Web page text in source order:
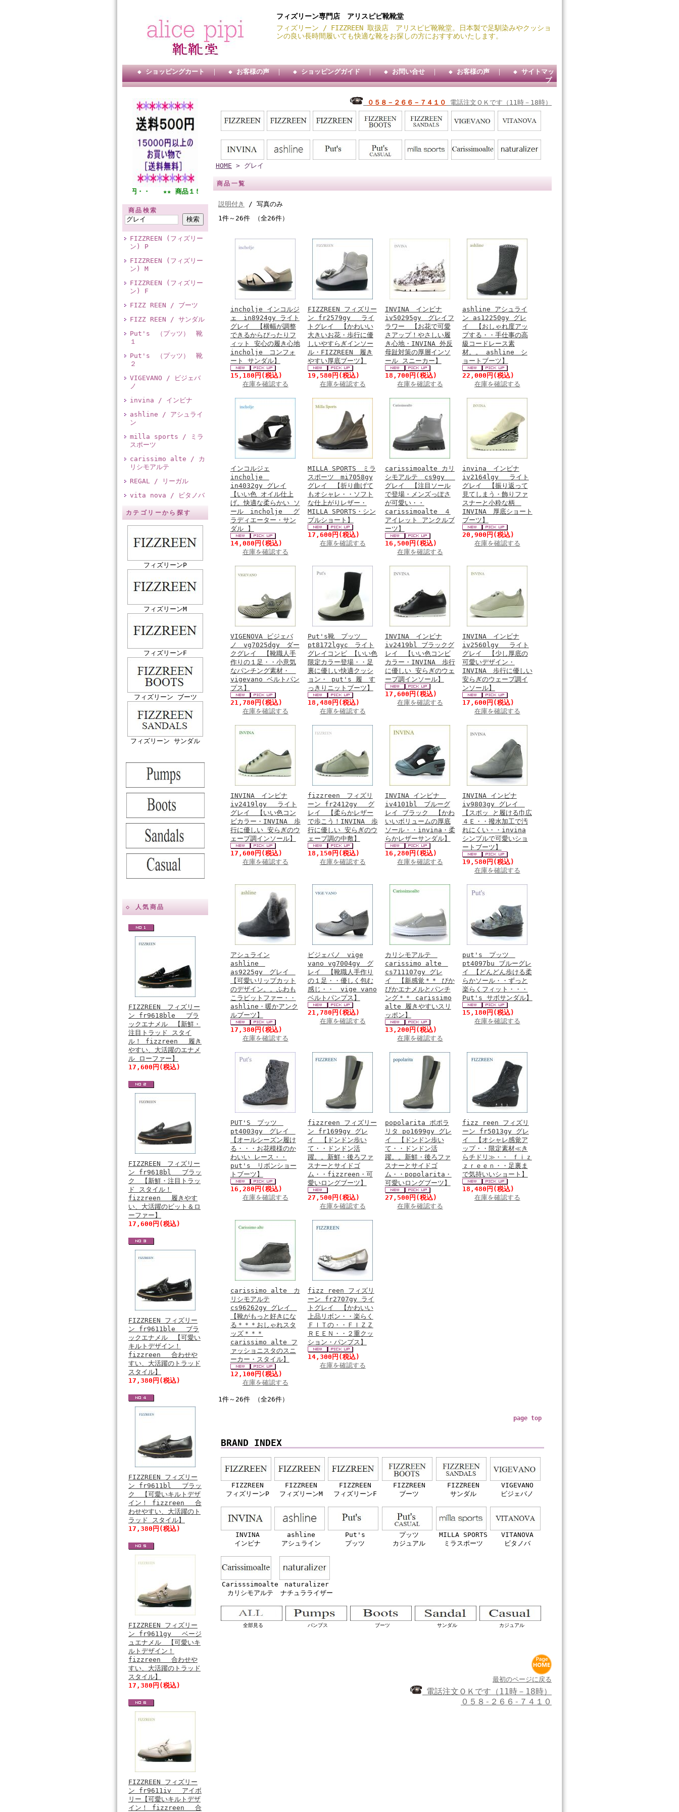
フィズリーン専門店 アリスピピ靴靴堂
フィズリーン / FIZZREEN 取扱店 アリスピピ靴靴堂。日本製で足馴染みやクッショ
ンの良い長時間履いても快適な靴をお探しの方におすすめいたします。
◆ ショッピングカート ｜ ◆ お客様の声 ｜ ◆ ショッピングガイド ｜ ◆ お問い合せ ｜ ◆ お客様の声 ｜
◆ サイトマッ
プ
★★ 全国一律送料５００円・・ ★★ 商品１５０００円以上送料サービス・・ ★★ 代引手数料３００円・・
商品検索
FIZZREEN (フィズリー
ン) P
FIZZREEN (フィズリー
ン) M
FIZZREEN (フィズリー
ン) F
FIZZ REEN / ブーツ
FIZZ REEN / サンダル
Put's （プッツ） 靴
１
Put's （プッツ） 靴
２
VIGEVANO / ビジェバ
ノ
invina / インビナ
ashline / アシュライ
ン
milla sports / ミラ
スポーツ
carissimo alte / カ
リシモアルテ
REGAL / リーガル
vita nova / ビタノバ
カテゴリーから探す
フィズリーンP
フィズリーンM
フィズリーンF
フィズリーン ブーツ
フィズリーン サンダル
◇ 人気商品
FIZZREEN フィズリー
ン fr9618ble ブラ
ックエナメル 【新鮮・
注目トラッド スタイ
ル！ fizzreen 履き
やすい、大活躍のエナメ
ル ローファー】
17,600円(税込)
FIZZREEN フィズリー
ン fr9618bl ブラッ
ク 【新鮮・注目トラッ
ド スタイル！
fizzreen 履きやす
い、大活躍のビット＆ロ
ーファー】
17,600円(税込)
FIZZREEN フィズリー
ン fr9611ble ブラ
ックエナメル 【可愛い
キルトデザイン！
fizzreen 合わせや
すい、大活躍のトラッド
スタイル】
17,380円(税込)
FIZZREEN フィズリー
ン fr9611bl ブラッ
ク 【可愛いキルトデザ
イン！ fizzreen 合
わせやすい、大活躍のト
ラッド スタイル】
17,380円(税込)
FIZZREEN フィズリー
ン fr9611gy ベージ
ュエナメル 【可愛いキ
ルトデザイン！
fizzreen 合わせや
すい、大活躍のトラッド
スタイル】
17,380円(税込)
FIZZREEN フィズリー
ン fr9611iv アイボ
リー【可愛いキルトデザ
イン！ fizzreen 合
０５８－２６６－７４１０ 電話注文ＯＫです（11時－18時）
HOME > グレイ
商品一覧
説明付き
/ 写真のみ
1件～26件 （全26件）
incholje インコルジ
ェ in8924gy ライト
グレイ 【横幅が調整
できるからぴったりフ
ィット 安心の履き心地
incholje コンフォ
ート サンダル】
15,180円 (税込)
在庫を確認する
FIZZREEN フィズリー
ン fr2579gy ライ
トグレイ 【かわいい
大きいお花・歩行に優
しいやすらぎインソー
ル・FIZZREEN 履き
やすい厚底ブーツ】
19,580円 (税込)
在庫を確認する
INVINA インビナ
iv50295gy グレイフ
ラワー 【お花で可愛
さアップ！やさしい履
き心地・INVINA 外反
母趾対策の厚層インソ
ール スニーカー】
18,700円 (税込)
在庫を確認する
ashline アシュライ
ン as12250gy グレ
イ 【おしゃれ度アッ
プする・・手仕事の高
級コードレース素
材。。 ashline シ
ョートブーツ】
22,000円 (税込)
在庫を確認する
インコルジェ
incholje
in4032gy グレイ
【いい色 オイル仕上
げ。快適な柔らかい ソ
ール incholje グ
ラディエーター・サン
ダル 】
14,080円 (税込)
在庫を確認する
MILLA SPORTS ミラ
スポーツ mi7058gy
グレイ 【折り曲げて
もオシャレ・・ソフト
な仕上がりレザー・
MILLA SPORTS・シン
プルショート】
17,600円 (税込)
在庫を確認する
carissimoalte カリ
シモアルテ cs9gy
グレイ 【注目ソール
で登場・メンズっぽさ
が可愛い・・
carissimoalte ４
アイレット アンクルブ
ーツ】
16,500円 (税込)
在庫を確認する
invina インビナ
iv2164lgy ライト
グレイ 【振り返って
見てしまう・飾りファ
スナーと小粋な柄
INVINA 厚底ショート
ブーツ】
20,900円 (税込)
在庫を確認する
VIGENOVA ビジェバ
ノ vg7025dgy ダー
クグレイ 【靴職人手
作りの１足・・小意気
なパンチング素材・
vigevano ベルトパン
プス】
21,780円 (税込)
在庫を確認する
Put's靴 プッツ
pt8172lgyc ライト
グレイコンビ 【いい色
限定カラー登場・・足
裏に優しい快適クッシ
ョン・ put's 履 す
っきりニットブーツ】
18,480円 (税込)
在庫を確認する
INVINA インビナ
iv2419bl ブラックグ
レイ 【いい色コンビ
カラー・INVINA 歩行
に優しい 安らぎのウェ
ーブ調インソール】
17,600円 (税込)
在庫を確認する
INVINA インビナ
iv2560lgy ライト
グレイ 【少し厚底の
可愛いデザイン・
INVINA 歩行に優しい
安らぎのウェーブ調イ
ンソール】
17,600円 (税込)
在庫を確認する
INVINA インビナ
iv2419lgy ライト
グレイ 【いい色コン
ビカラー・INVINA 歩
行に優しい 安らぎのウ
ェーブ調インソール】
17,600円 (税込)
在庫を確認する
fizzreen フィズリ
ーン fr2412gy グ
レイ 【柔らかレザー
で歩こう！INVINA 歩
行に優しい 安らぎのウ
ェーブ調の中敷】
18,150円 (税込)
在庫を確認する
INVINA インビナ
iv4101bl ブルーグ
レイ ブラック 【かわ
いいボリュームの厚底
ソール・・invina・柔
らかレザーサンダル】
16,280円 (税込)
在庫を確認する
INVINA インビナ
iv9803gy グレイ
【スポッ と履ける巾広
４Ｅ・・撥水加工で汚
れにくい・・invina
シンプルで可愛いショ
ートブーツ】
19,580円 (税込)
在庫を確認する
アシュライン
ashline
as9225gy グレイ
【可愛いリップカット
のデザイン。。ふわも
こラビットファー・・
ashline・暖かアンク
ルブーツ】
17,380円 (税込)
在庫を確認する
ビジェバノ vige
vano vg7004gy グ
レイ 【靴職人手作り
の１足・・優しく包む
感じ・・ vige vano
ベルトパンプス】
21,780円 (税込)
在庫を確認する
カリシモアルテ
carissimo alte
cs711107gy グレ
イ 【新感覚＊＊ ぴか
ぴかエナメルとパンチ
ング＊＊ carissimo
alte 履きやすいスリ
ッポン】
13,200円 (税込)
在庫を確認する
put's プッツ
pt4097bu ブルーグレ
イ 【どんどん歩ける柔
らかソール・・ずっと
楽らくフィット・・・
Put's サボサンダル】
15,180円 (税込)
在庫を確認する
PUT'S プッツ
pt4003gy グレイ
【オールシーズン履け
る・・・お花模様のか
わいい レース・・
put's リボンショー
トブーツ】
16,280円 (税込)
在庫を確認する
fizzreen フィズリー
ン fr1699gy グレ
イ 【ドンドン歩い
て・・ドンドン活
躍。。新鮮・後ろファ
スナーとサイドゴ
ム・・fizzreen・可
愛いロングブーツ】
27,500円 (税込)
在庫を確認する
popolarita ポポラ
リタ po1699gy グレ
イ 【ドンドン歩い
て・・ドンドン活
躍。。新鮮・後ろファ
スナーとサイドゴ
ム・・popolarita・
可愛いロングブーツ】
27,500円 (税込)
在庫を確認する
fizz reen フィズリ
ーン fr5013gy グレ
イ 【オシャレ感覚ア
ップ・・限定素材≪き
らチドリ≫・・ ｆｉｚ
ｚｒｅｅｎ・・足裏ま
で気持いいショート】
18,480円 (税込)
在庫を確認する
carissimo alte カ
リシモアルテ
cs96262gy グレイ
【靴がもっと好きにな
る＊＊＊おしゃれスタ
ッズ＊＊＊
carissimo alte フ
ァッショニスタのスニ
ーカー・スタイル】
12,100円 (税込)
在庫を確認する
fizz reen フィズリ
ーン fr2707gy ライ
トグレイ 【かわいい
上品リボン・・楽らく
ＦＩＴの・・ＦＩＺＺ
ＲＥＥＮ・・２重クッ
ション・パンプス】
14,300円 (税込)
在庫を確認する
1件～26件 （全26件）
page top
BRAND INDEX
FIZZREEN
フィズリーンP
FIZZREEN
フィズリーンM
FIZZREEN
フィズリーンF
FIZZREEN
ブーツ
FIZZREEN
サンダル
VIGEVANO
ビジェバノ
INVINA
インビナ
ashline
アシュライン
Put's
プッツ
プッツ
カジュアル
MILLA SPORTS
ミラスポーツ
VITANOVA
ビタノバ
Carisssimoalte
カリシモアルテ
naturalizer
ナチュラライザー
全部見る パンプス ブーツ サンダル カジュアル
最初のページに戻る
電話注文ＯＫです（11時－18時）
０５８‐２６６‐７４１０